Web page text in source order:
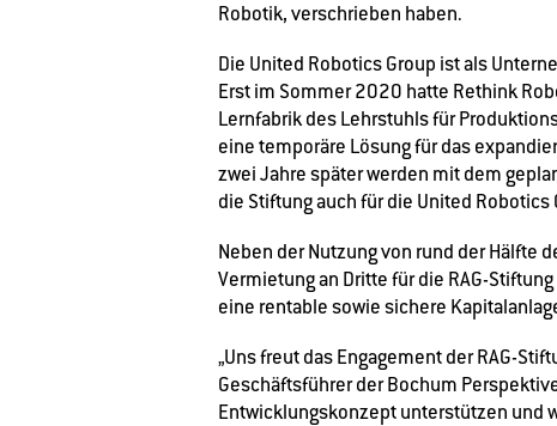
Robotik, verschrieben haben.
Die United Robotics Group ist als
Erst im Sommer 2020 hatte Rethink
Lernfabrik des Lehrstuhls für
eine temporäre Lösung für das
zwei Jahre später werden mit dem
die Stiftung auch für die United
Neben der Nutzung von rund der Hälfte
Vermietung an Dritte für die RAG-
eine rentable sowie sichere
„Uns freut das Engagement der RAG-
Geschäftsführer der Bochum
Entwicklungskonzept unterstützen und